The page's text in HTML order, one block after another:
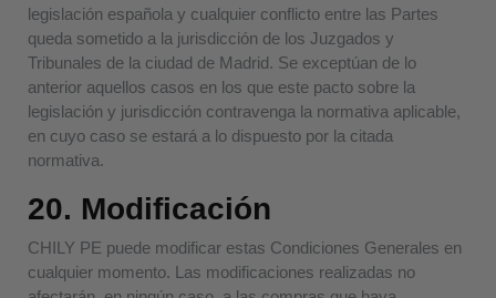
legislación española y cualquier conflicto entre las Partes
queda sometido a la jurisdicción de los Juzgados y
Tribunales de la ciudad de Madrid. Se exceptúan de lo
anterior aquellos casos en los que este pacto sobre la
legislación y jurisdicción contravenga la normativa aplicable,
en cuyo caso se estará a lo dispuesto por la citada
normativa.
20. Modificación
CHILY PE puede modificar estas Condiciones Generales en
cualquier momento. Las modificaciones realizadas no